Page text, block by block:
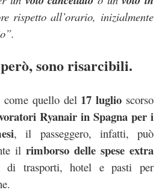
rispetto all’orario, inizialmente
sono risarcibili.
come quello del 17 luglio scorso
Ryanair in Spagna per i
, il passeggero, infatti, può
il rimborso delle spese extra
di trasporti, hotel e pasti per